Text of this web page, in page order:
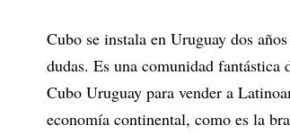
Cubo se instala en Uruguay dos
dudas. Es una comunidad fantástica
Cubo Uruguay para vender a
economía continental, como es la